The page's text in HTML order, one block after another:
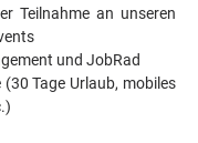
Teilnahme an unseren
und JobRad
(30 Tage Urlaub, mobiles